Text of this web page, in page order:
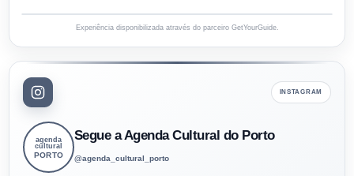
Experiência disponibilizada através do parceiro GetYourGuide.
INSTAGRAM
agenda
cultural
PORTO
Segue a Agenda Cultural do Porto
@agenda_cultural_porto